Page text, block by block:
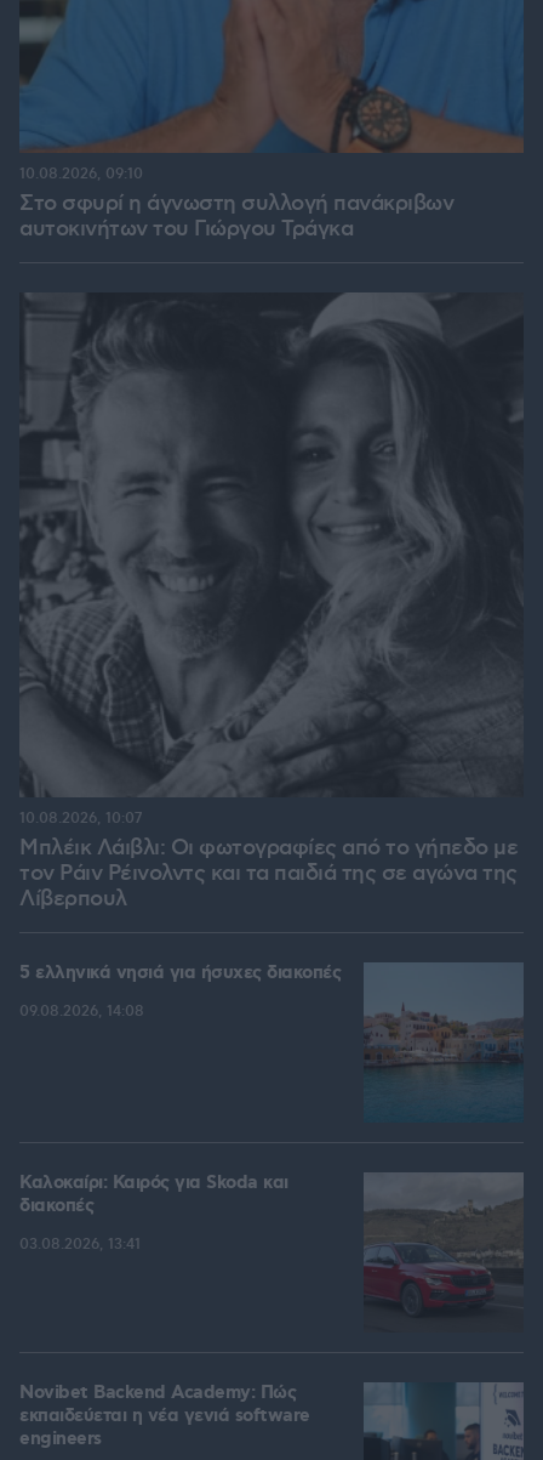
Στο σφυρί η άγνωστη συλλογή πανάκριβων
αυτοκινήτων του Γιώργου Τράγκα
10.08.2026, 09:10
Μπλέικ Λάιβλι: Οι φωτογραφίες από το γήπεδο με
τον Ράιν Ρέινολντς και τα παιδιά της σε αγώνα της
Λίβερπουλ
10.08.2026, 10:07
5 ελληνικά νησιά για ήσυχες διακοπές
09.08.2026, 14:08
Καλοκαίρι: Καιρός για Skoda και
διακοπές
03.08.2026, 13:41
Novibet Backend Academy: Πώς
εκπαιδεύεται η νέα γενιά software
engineers